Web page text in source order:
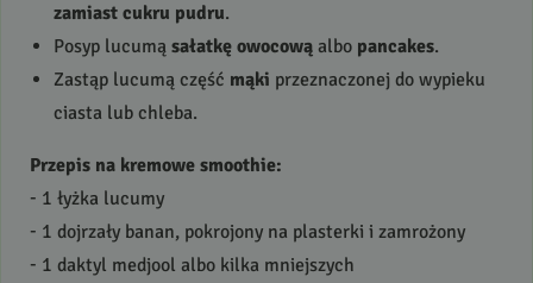
zamiast cukru pudru.
Posyp lucumą sałatkę owocową albo pancakes.
Zastąp lucumą część mąki przeznaczonej do wypieku
ciasta lub chleba.
Przepis na kremowe smoothie:
- 1 łyżka lucumy
- 1 dojrzały banan, pokrojony na plasterki i zamrożony
- 1 daktyl medjool albo kilka mniejszych